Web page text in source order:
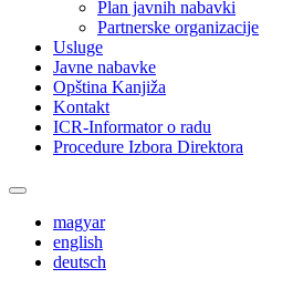
Plan javnih nabavki
Partnerske organizacije
Usluge
Javne nabavke
Opština Kanjiža
Kontakt
ICR-Informator o radu
Procedure Izbora Direktora
magyar
english
deutsch